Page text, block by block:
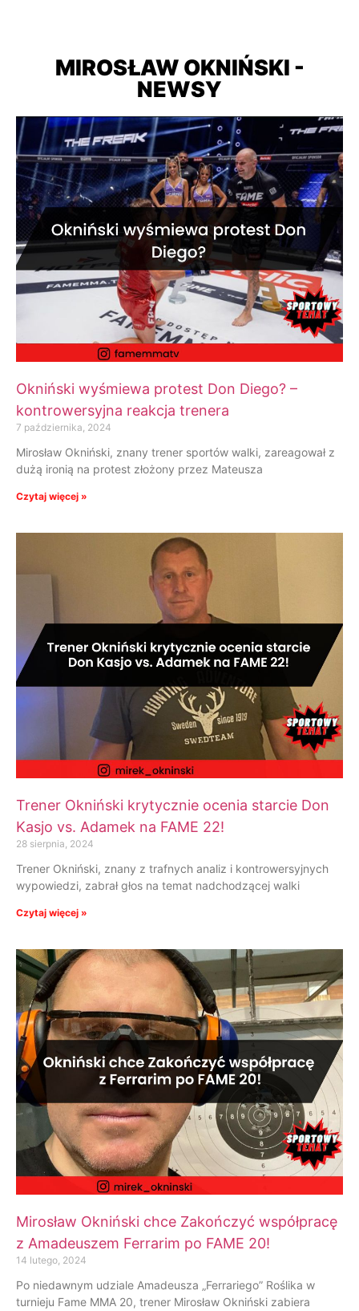
MIROSŁAW OKNIŃSKI -
NEWSY
Okniński wyśmiewa protest Don Diego? –
kontrowersyjna reakcja trenera
7 października, 2024
Mirosław Okniński, znany trener sportów walki, zareagował z
dużą ironią na protest złożony przez Mateusza
Czytaj więcej »
Trener Okniński krytycznie ocenia starcie Don
Kasjo vs. Adamek na FAME 22!
28 sierpnia, 2024
Trener Okniński, znany z trafnych analiz i kontrowersyjnych
wypowiedzi, zabrał głos na temat nadchodzącej walki
Czytaj więcej »
Mirosław Okniński chce Zakończyć współpracę
z Amadeuszem Ferrarim po FAME 20!
14 lutego, 2024
Po niedawnym udziale Amadeusza „Ferrariego” Roślika w
turnieju Fame MMA 20, trener Mirosław Okniński zabiera